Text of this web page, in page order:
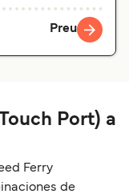
Preu
Port) a
Ferry
de